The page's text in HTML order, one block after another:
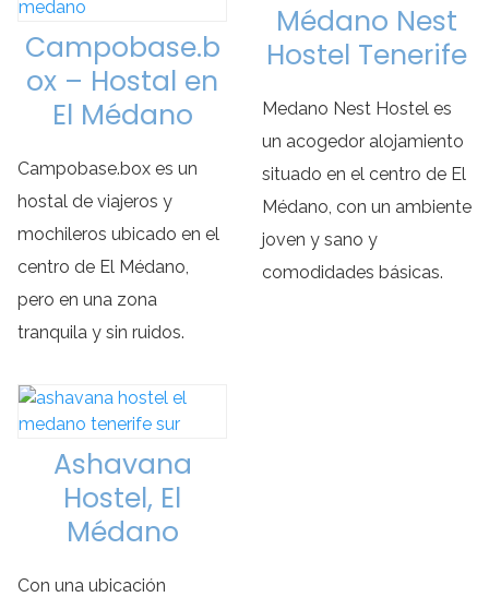
Campobase.b
ox – Hostal en
El Médano
Campobase.box es un
hostal de viajeros y
mochileros ubicado en el
centro de El Médano,
pero en una zona
tranquila y sin ruidos.
Médano Nest
Hostel Tenerife
Medano Nest Hostel es
un acogedor alojamiento
situado en el centro de El
Médano, con un ambiente
joven y sano y
comodidades básicas.
Ashavana
Hostel, El
Médano
Con una ubicación